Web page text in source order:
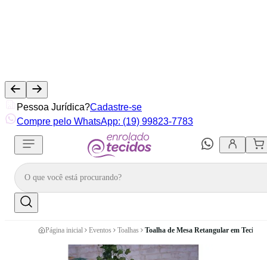
Pessoa Jurídica?Cadastre-se
Compre pelo WhatsApp: (19) 99823-7783
Página inicial Eventos Toalhas Toalha de Mesa Retangular em